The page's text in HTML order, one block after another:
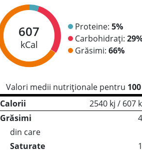
607
kCal
Proteine: 5%
Carbohidrați:
Grăsimi: 66%
Valori medii nutriționale pentru
Calorii
2540 kj / 607
Grăsimi
din care
Saturate